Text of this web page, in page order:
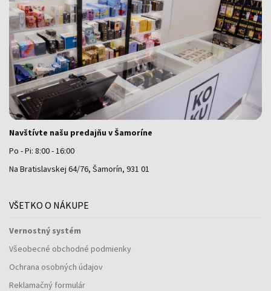
Navštívte našu predajňu v Šamoríne
Po - Pi: 8:00 - 16:00
Na Bratislavskej 64/76, Šamorín, 931 01
VŠETKO O NÁKUPE
Vernostný systém
Všeobecné obchodné podmienky
Ochrana osobných údajov
Reklamačný formulár